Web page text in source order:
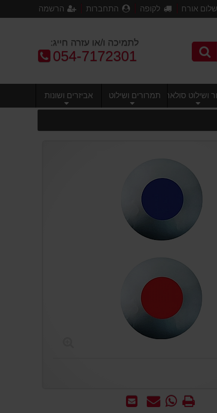
שלום אורח לקופה התחברות הרשמה
לתמיכה ו/או עזרה חייג:
טלפון:
054-7172301
ושילוט סולארי תמרורים ושילוט אביזרים ושונות
שלח
שאל WhatsApp